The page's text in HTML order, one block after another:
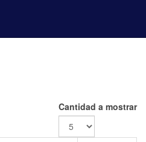
Cantidad a mostrar